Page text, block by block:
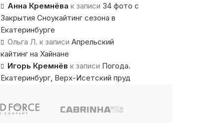
Анна Кремнёва к записи 34 фото с
Закрытия Сноукайтинг сезона в
Екатеринбурге
Ольга Л. к записи Апрельский
кайтинг на Хайнане
Игорь Кремнёв к записи Погода.
Екатеринбург, Верх-Исетский пруд